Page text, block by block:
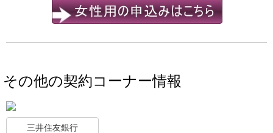
その他の契約コーナー情報
三井住友銀行